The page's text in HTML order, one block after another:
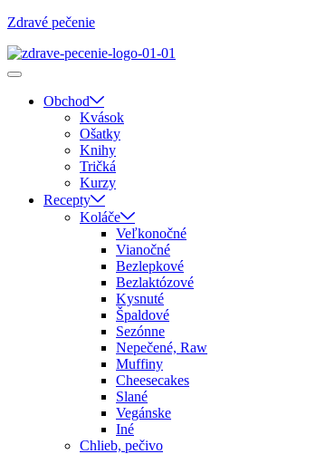
Zdravé pečenie
Obchod
Kvások
Ošatky
Knihy
Tričká
Kurzy
Recepty
Koláče
Veľkonočné
Vianočné
Bezlepkové
Bezlaktózové
Kysnuté
Špaldové
Sezónne
Nepečené, Raw
Muffiny
Cheesecakes
Slané
Vegánske
Iné
Chlieb, pečivo